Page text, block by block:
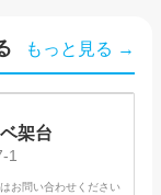
もっと見る →
架台
1
お問い合わせください